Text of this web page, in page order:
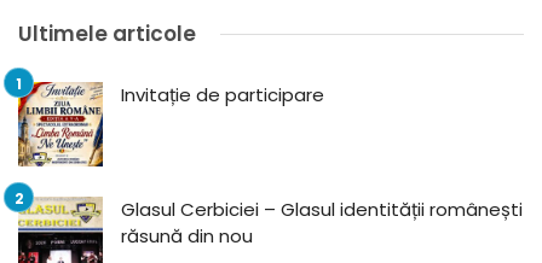
Ultimele articole
Invitație de participare
Glasul Cerbiciei – Glasul identității românești
răsună din nou